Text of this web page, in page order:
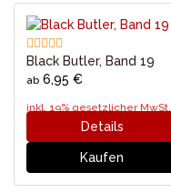
Black Butler, Band 19
ab 6,95 €
inkl. 19% gesetzlicher MwSt.
Details
Kaufen